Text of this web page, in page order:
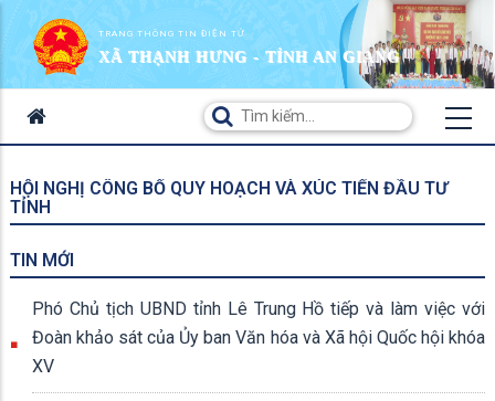
TRANG THÔNG TIN ĐIỆN TỬ
XÃ THẠNH HƯNG - TỈNH AN GIANG
HỘI NGHỊ CÔNG BỐ QUY HOẠCH VÀ XÚC TIẾN ĐẦU TƯ
TỈNH
TIN MỚI
Phó Chủ tịch UBND tỉnh Lê Trung Hồ tiếp và làm việc với
Đoàn khảo sát của Ủy ban Văn hóa và Xã hội Quốc hội khóa
XV